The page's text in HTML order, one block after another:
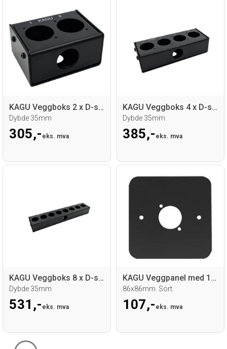
KAGU Veggboks 2 x D-size hull
Dybde 35mm
305,- eks. mva
KAGU Veggboks 4 x D-size hull
Dybde 35mm
385,- eks. mva
KAGU Veggboks 8 x D-size hull
Dybde 35mm
531,- eks. mva
KAGU Veggpanel med 1x hull for D-panel
86x86mm. Sort.
107,- eks. mva